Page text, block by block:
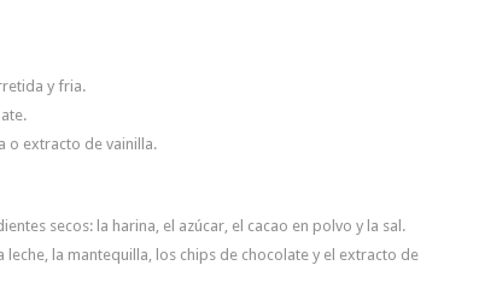
y fria.
o extracto de vainilla.
secos: la harina, el azúcar, el cacao en polvo y la sal.
leche, la mantequilla, los chips de chocolate y el extracto de